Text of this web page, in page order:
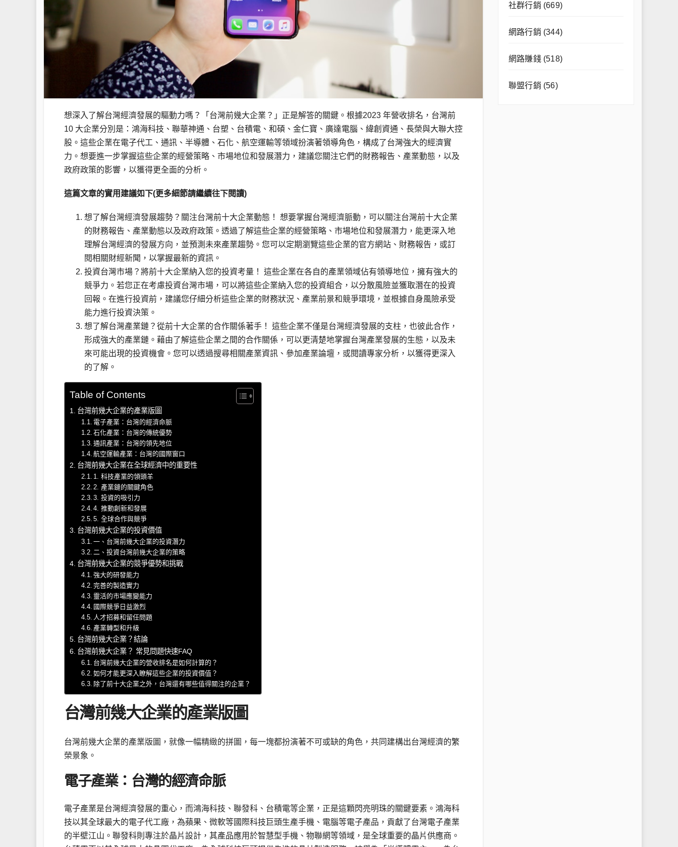
想深入了解台灣經濟發展的驅動力嗎？「台灣前幾大企業？」正是解答的關鍵。根據2023 年營收排名，台灣前
10 大企業分別是：鴻海科技、聯華神通、台塑、台積電、和碩、金仁寶、廣達電腦、緯創資通、長榮與大聯大控
股。這些企業在電子代工、通訊、半導體、石化、航空運輸等領域扮演著領導角色，構成了台灣強大的經濟實
力。想要進一步掌握這些企業的經營策略、市場地位和發展潛力，建議您關注它們的財務報告、產業動態，以及
政府政策的影響，以獲得更全面的分析。
這篇文章的實用建議如下(更多細節請繼續往下閱讀)
想了解台灣經濟發展趨勢？關注台灣前十大企業動態！ 想要掌握台灣經濟脈動，可以關注台灣前十大企業
的財務報告、產業動態以及政府政策。透過了解這些企業的經營策略、市場地位和發展潛力，能更深入地
理解台灣經濟的發展方向，並預測未來產業趨勢。您可以定期瀏覽這些企業的官方網站、財務報告，或訂
閱相關財經新聞，以掌握最新的資訊。
投資台灣市場？將前十大企業納入您的投資考量！ 這些企業在各自的產業領域佔有領導地位，擁有強大的
競爭力。若您正在考慮投資台灣市場，可以將這些企業納入您的投資組合，以分散風險並獲取潛在的投資
回報。在進行投資前，建議您仔細分析這些企業的財務狀況、產業前景和競爭環境，並根據自身風險承受
能力進行投資決策。
想了解台灣產業鏈？從前十大企業的合作關係著手！ 這些企業不僅是台灣經濟發展的支柱，也彼此合作，
形成強大的產業鏈。藉由了解這些企業之間的合作關係，可以更清楚地掌握台灣產業發展的生態，以及未
來可能出現的投資機會。您可以透過搜尋相關產業資訊、參加產業論壇，或閱讀專家分析，以獲得更深入
的了解。
Table of Contents
台灣前幾大企業的產業版圖
電子產業：台灣的經濟命脈
石化產業：台灣的傳統優勢
通訊產業：台灣的領先地位
航空運輸產業：台灣的國際窗口
台灣前幾大企業在全球經濟中的重要性
1. 科技產業的領頭羊
2. 產業鏈的關鍵角色
3. 投資的吸引力
4. 推動創新和發展
5. 全球合作與競爭
台灣前幾大企業的投資價值
一、台灣前幾大企業的投資潛力
二、投資台灣前幾大企業的策略
台灣前幾大企業的競爭優勢和挑戰
強大的研發能力
完善的製造實力
靈活的市場應變能力
國際競爭日益激烈
人才招募和留任問題
產業轉型和升級
台灣前幾大企業？結論
台灣前幾大企業？ 常見問題快速FAQ
台灣前幾大企業的營收排名是如何計算的？
如何才能更深入瞭解這些企業的投資價值？
除了前十大企業之外，台灣還有哪些值得關注的企業？
台灣前幾大企業的產業版圖
台灣前幾大企業的產業版圖，就像一幅精緻的拼圖，每一塊都扮演著不可或缺的角色，共同建構出台灣經濟的繁
榮景象。
電子產業：台灣的經濟命脈
電子產業是台灣經濟發展的重心，而鴻海科技、聯發科、台積電等企業，正是這顆閃亮明珠的關鍵要素。鴻海科
技以其全球最大的電子代工廠，為蘋果、微軟等國際科技巨頭生產手機、電腦等電子產品，貢獻了台灣電子產業
的半壁江山。聯發科則專注於晶片設計，其產品應用於智慧型手機、物聯網等領域，是全球重要的晶片供應商。
社群行銷 (669)
網路行銷 (344)
網路賺錢(518)
聯盟行銷 (56)